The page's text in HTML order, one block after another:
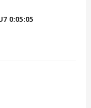
0:05:05